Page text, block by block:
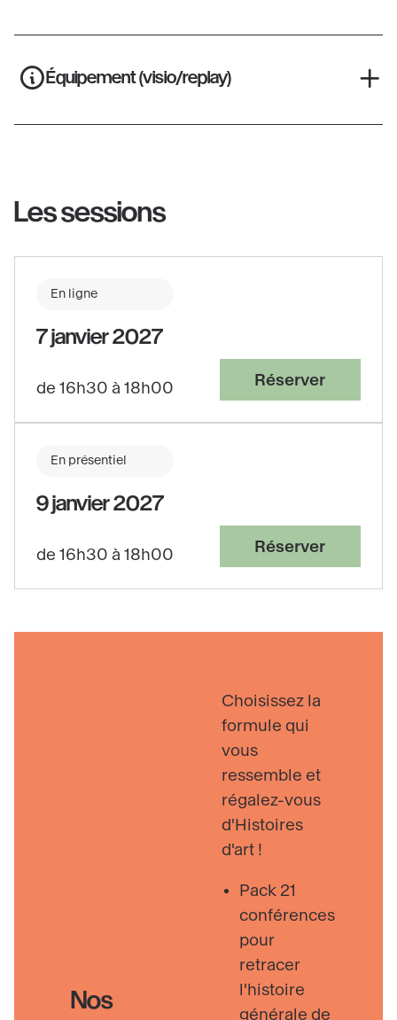
Équipement (visio/replay)
Les sessions
En ligne
7 janvier 2027
de 16h30 à 18h00
Réserver
En présentiel
9 janvier 2027
de 16h30 à 18h00
Réserver
Nos
Choisissez la
formule qui
vous
ressemble et
régalez-vous
d'Histoires
d'art !
Pack 21
conférences
pour
retracer
l'histoire
générale de